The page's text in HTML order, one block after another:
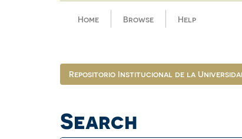
Home Browse Help
Repositorio Institucional de la
Search